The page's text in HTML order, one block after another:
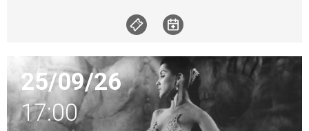
25/09/26
17:00